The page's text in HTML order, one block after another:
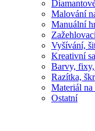
Malování
Manuální
Vyšívání,
Kreativní
Barvy,
Razítka,
Materiál
Ostatní